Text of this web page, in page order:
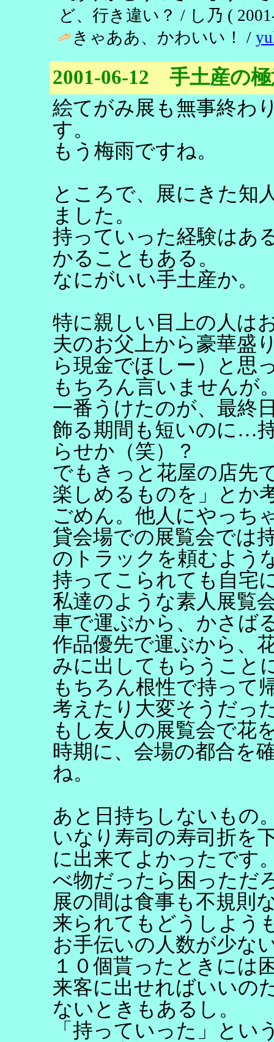
ど、行き違い？ / し乃 (
きゃああ、かわいい！ /
2001-06-12 手土産の
絵てがみ展も無事終わ
す。
もう梅雨ですね。
ところで、展にきた知
ました。
持っていった経験はあ
かることもある。
なにがいい手土産か。
特に親しい目上の人は
夫のお父上から豪華盛
ら現金でほしー）と思
もちろん言いませんが
一番うけたのが、最終
飾る期間も短いのに…
らせか（笑）？
でもきっと花屋の店先
楽しめるものを」とか
ごめん。他人にやっち
貸会場での展覧会では
のトラックを頼むよう
持ってこられても自宅
私達のような素人展覧
車で運ぶから、かさば
作品優先で運ぶから、
みに出してもらうこと
もちろん根性で持って
考えたり大変そうだっ
もし友人の展覧会で花
時期に、会場の都合を
ね。
あと日持ちしないもの
いなり寿司の寿司折を
に出来てよかったです
べ物だったら困っただ
展の間は食事も不規則
来られてもどうしよう
お手伝いの人数が少な
１０個貰ったときには
来客に出せればいいの
ないときもあるし。
「持っていった」とい